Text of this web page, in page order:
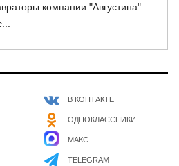
компании "Августина"
В КОНТАКТЕ
ОДНОКЛАССНИКИ
МАКС
TELEGRAM